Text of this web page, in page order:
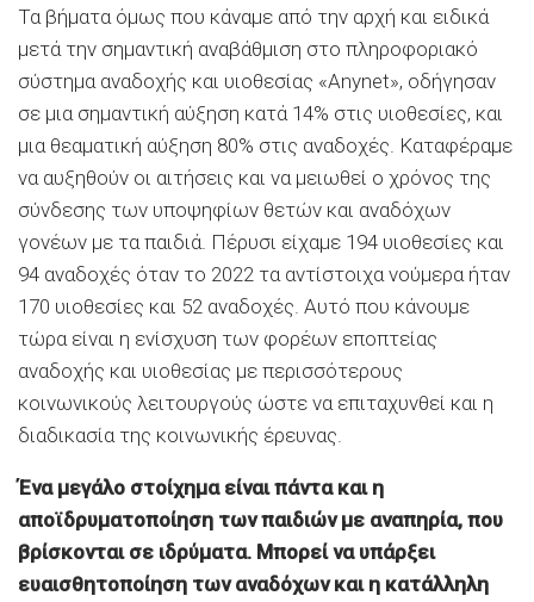
Τα βήματα όμως που κάναμε από την αρχή και ειδικά
μετά την σημαντική αναβάθμιση στο πληροφοριακό
σύστημα αναδοχής και υιοθεσίας «Anynet», οδήγησαν
σε μια σημαντική αύξηση κατά 14% στις υιοθεσίες, και
μια θεαματική αύξηση 80% στις αναδοχές. Καταφέραμε
να αυξηθούν οι αιτήσεις και να μειωθεί ο χρόνος της
σύνδεσης των υποψηφίων θετών και αναδόχων
γονέων με τα παιδιά. Πέρυσι είχαμε 194 υιοθεσίες και
94 αναδοχές όταν το 2022 τα αντίστοιχα νούμερα ήταν
170 υιοθεσίες και 52 αναδοχές. Αυτό που κάνουμε
τώρα είναι η ενίσχυση των φορέων εποπτείας
αναδοχής και υιοθεσίας με περισσότερους
κοινωνικούς λειτουργούς ώστε να επιταχυνθεί και η
διαδικασία της κοινωνικής έρευνας.
Ένα μεγάλο στοίχημα είναι πάντα και η
αποϊδρυματοποίηση των παιδιών με αναπηρία, που
βρίσκονται σε ιδρύματα. Μπορεί να υπάρξει
ευαισθητοποίηση των αναδόχων και η κατάλληλη